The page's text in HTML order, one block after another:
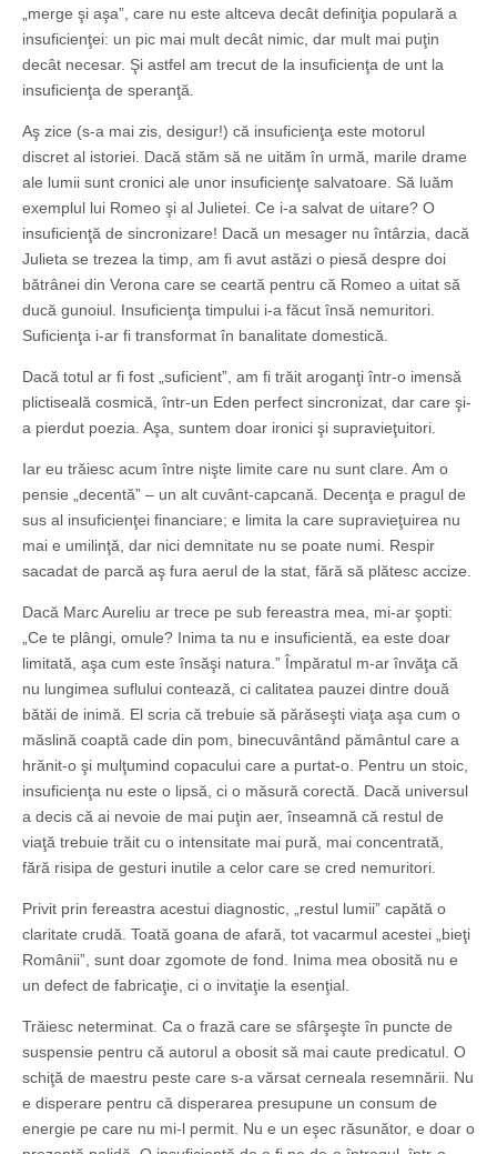
„merge şi aşa”, care nu este altceva decât definiţia populară a
insuficienţei: un pic mai mult decât nimic, dar mult mai puţin
decât necesar. Şi astfel am trecut de la insuficienţa de unt la
insuficienţa de speranţă.
Aş zice (s-a mai zis, desigur!) că insuficienţa este motorul
discret al istoriei. Dacă stăm să ne uităm în urmă, marile drame
ale lumii sunt cronici ale unor insuficienţe salvatoare. Să luăm
exemplul lui Romeo şi al Julietei. Ce i-a salvat de uitare? O
insuficienţă de sincronizare! Dacă un mesager nu întârzia, dacă
Julieta se trezea la timp, am fi avut astăzi o piesă despre doi
bătrânei din Verona care se ceartă pentru că Romeo a uitat să
ducă gunoiul. Insuficienţa timpului i-a făcut însă nemuritori.
Suficienţa i-ar fi transformat în banalitate domestică.
Dacă totul ar fi fost „suficient”, am fi trăit aroganţi într-o imensă
plictiseală cosmică, într-un Eden perfect sincronizat, dar care şi-
a pierdut poezia. Aşa, suntem doar ironici şi supravieţuitori.
Iar eu trăiesc acum între nişte limite care nu sunt clare. Am o
pensie „decentă” – un alt cuvânt-capcană. Decenţa e pragul de
sus al insuficienţei financiare; e limita la care supravieţuirea nu
mai e umilinţă, dar nici demnitate nu se poate numi. Respir
sacadat de parcă aş fura aerul de la stat, fără să plătesc accize.
Dacă Marc Aureliu ar trece pe sub fereastra mea, mi-ar şopti:
„Ce te plângi, omule? Inima ta nu e insuficientă, ea este doar
limitată, aşa cum este însăşi natura.” Împăratul m-ar învăţa că
nu lungimea suflului contează, ci calitatea pauzei dintre două
bătăi de inimă. El scria că trebuie să părăseşti viaţa aşa cum o
măslină coaptă cade din pom, binecuvântând pământul care a
hrănit-o şi mulţumind copacului care a purtat-o. Pentru un stoic,
insuficienţa nu este o lipsă, ci o măsură corectă. Dacă universul
a decis că ai nevoie de mai puţin aer, înseamnă că restul de
viaţă trebuie trăit cu o intensitate mai pură, mai concentrată,
fără risipa de gesturi inutile a celor care se cred nemuritori.
Privit prin fereastra acestui diagnostic, „restul lumii” capătă o
claritate crudă. Toată goana de afară, tot vacarmul acestei „bieţi
Românii”, sunt doar zgomote de fond. Inima mea obosită nu e
un defect de fabricaţie, ci o invitaţie la esenţial.
Trăiesc neterminat. Ca o frază care se sfârşeşte în puncte de
suspensie pentru că autorul a obosit să mai caute predicatul. O
schiţă de maestru peste care s-a vărsat cerneala resemnării. Nu
e disperare pentru că disperarea presupune un consum de
energie pe care nu mi-l permit. Nu e un eşec răsunător, e doar o